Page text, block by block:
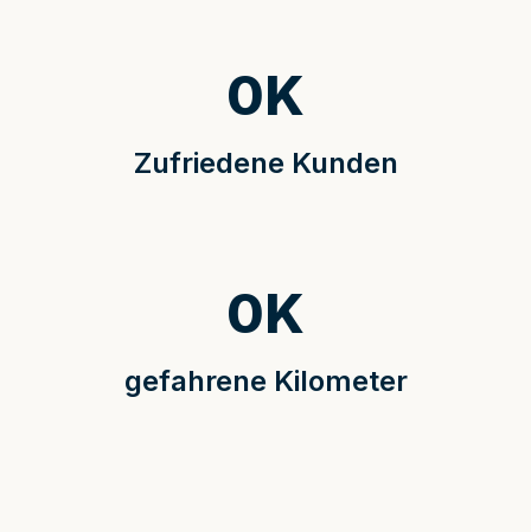
Zufriedene Kunden
0K
gefahrene Kilometer
0K